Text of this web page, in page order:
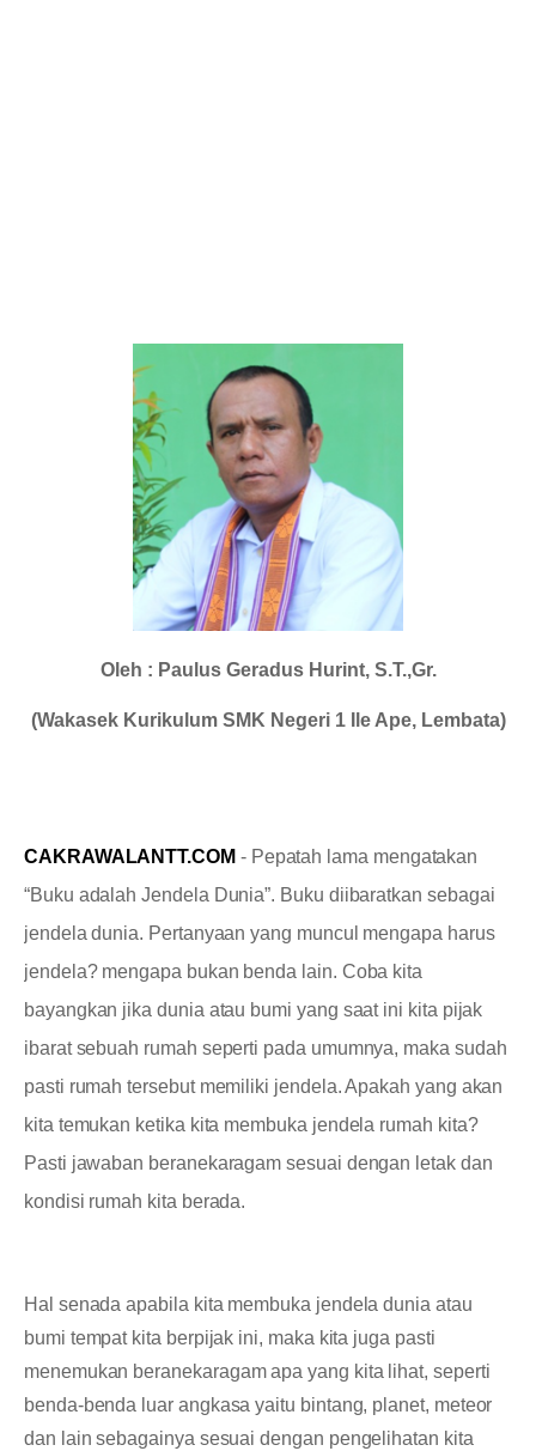
Oleh : Paulus Geradus Hurint, S.T.,Gr.
(Wakasek Kurikulum SMK Negeri 1 Ile Ape, Lembata)
CAKRAWALANTT.COM - Pepatah lama mengatakan
“Buku adalah Jendela Dunia”. Buku diibaratkan sebagai
jendela dunia. Pertanyaan yang muncul mengapa harus
jendela? mengapa bukan benda lain. Coba kita
bayangkan jika dunia atau bumi yang saat ini kita pijak
ibarat sebuah rumah seperti pada umumnya, maka sudah
pasti rumah tersebut memiliki jendela. Apakah yang akan
kita temukan ketika kita membuka jendela rumah kita?
Pasti jawaban beranekaragam sesuai dengan letak dan
kondisi rumah kita berada.
Hal senada apabila kita membuka jendela dunia atau
bumi tempat kita berpijak ini, maka kita juga pasti
menemukan beranekaragam apa yang kita lihat, seperti
benda-benda luar angkasa yaitu bintang, planet, meteor
dan lain sebagainya sesuai dengan pengelihatan kita